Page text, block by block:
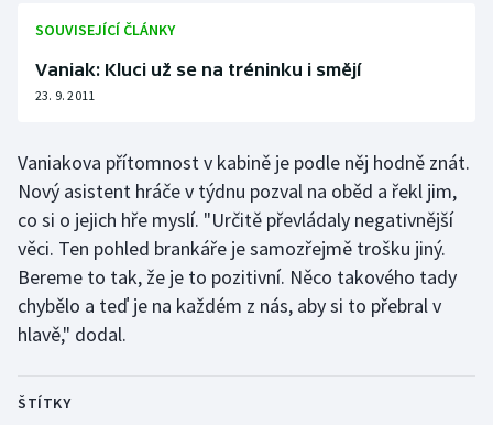
SOUVISEJÍCÍ ČLÁNKY
Vaniak: Kluci už se na tréninku i smějí
23. 9. 2011
Vaniakova přítomnost v kabině je podle něj hodně znát.
Nový asistent hráče v týdnu pozval na oběd a řekl jim,
co si o jejich hře myslí. "Určitě převládaly negativnější
věci. Ten pohled brankáře je samozřejmě trošku jiný.
Bereme to tak, že je to pozitivní. Něco takového tady
chybělo a teď je na každém z nás, aby si to přebral v
hlavě," dodal.
ŠTÍTKY